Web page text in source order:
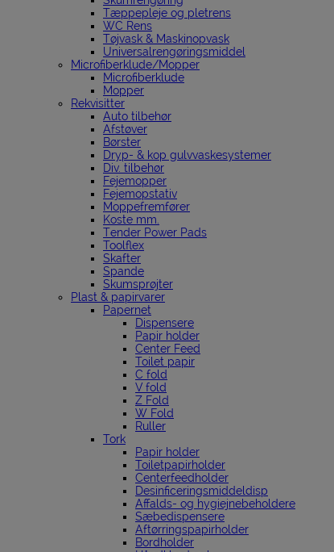
Tæppepleje og pletrens
WC Rens
Tøjvask & Maskinopvask
Universalrengøringsmiddel
Microfiberklude/Mopper
Microfiberklude
Mopper
Rekvisitter
Auto tilbehør
Afstøver
Børster
Dryp- & kop gulvvaskesystemer
Div. tilbehør
Fejemopper
Fejemopstativ
Moppefremfører
Koste mm.
Tender Power Pads
Toolflex
Skafter
Spande
Skumsprøjter
Plast & papirvarer
Papernet
Dispensere
Papir holder
Center Feed
Toilet papir
C fold
V fold
Z Fold
W Fold
Ruller
Tork
Papir holder
Toiletpapirholder
Centerfeedholder
Desinficeringsmiddeldisp
Affalds- og hygiejnebeholdere
Sæbedispensere
Aftørringspapirholder
Bordholder